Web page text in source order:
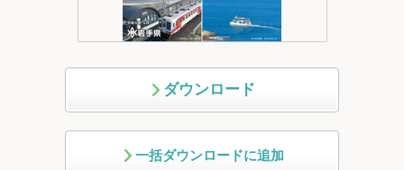
ダウンロード
一括ダウンロードに追加